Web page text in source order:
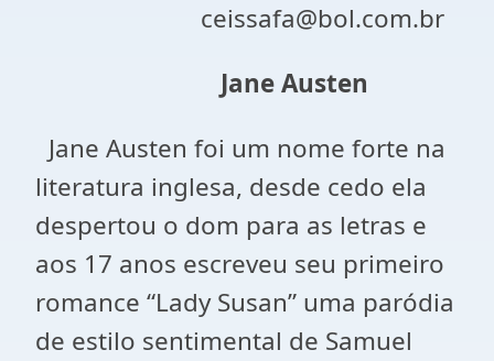
ceissafa@bol.com.br
Jane Austen
Jane Austen foi um nome forte na
literatura inglesa, desde cedo ela
despertou o dom para as letras e
aos 17 anos escreveu seu primeiro
romance “Lady Susan” uma paródia
de estilo sentimental de Samuel